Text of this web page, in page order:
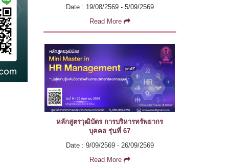
Date : 19/08/2569 - 5/09/2569
Read More
หลักสูตรวุฒิบัตร การบริหารทรัพยากร
บุคคล รุ่นที่ 67
Date : 9/09/2569 - 26/09/2569
Read More